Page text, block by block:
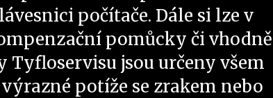
počítače. Dále si lze v
pomůcky či vhodně
jsou určeny všem
potíže se zrakem nebo